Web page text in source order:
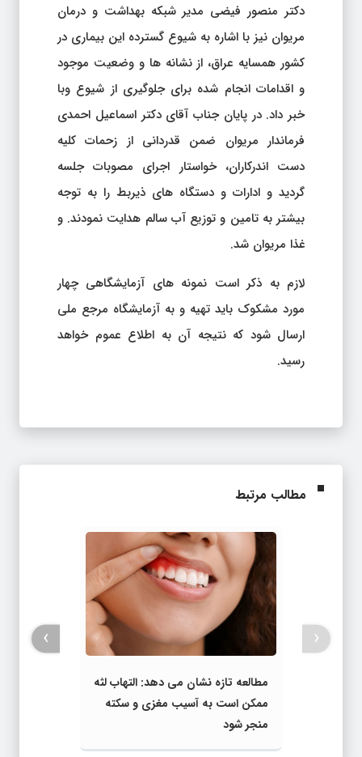
دکتر منصور فیضی مدیر شبکه بهداشت و درمان
مریوان نیز با اشاره به شیوع گسترده این بیماری در
کشور همسایه عراق، از نشانه ها و وضعیت موجود
و اقدامات انجام شده برای جلوگیری از شیوع وبا
خبر داد. در پایان جناب آقای دکتر اسماعیل احمدی
فرماندار مریوان ضمن قدردانی از زحمات کلیه
دست اندرکاران، خواستار اجرای مصوبات جلسه
گردید و ادارات و دستگاه های ذیربط را به توجه
بیشتر به تامین و توزیع آب سالم هدایت نمودند. و
غذا مریوان شد.
لازم به ذکر است نمونه های آزمایشگاهی چهار
مورد مشکوک باید تهیه و به آزمایشگاه مرجع ملی
ارسال شود که نتیجه آن به اطلاع عموم خواهد
رسید.
مطالب مرتبط
مطالعه تازه نشان می‌ دهد: التهاب لثه
ممکن است به آسیب مغزی و سکته
منجر شود
‹
›